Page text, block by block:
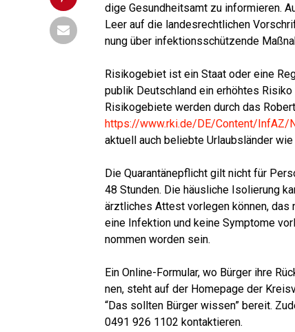
di­ge Gesund­heits­amt zu infor­mie­ren.
Leer auf die lan­des­recht­li­chen
nung über infek­ti­ons­schüt­zen­de
Risi­ko­ge­biet ist ein Staat oder eine
pu­blik Deutsch­land ein erhöh­tes
Risi­ko­ge­bie­te wer­den durch das
https://www.rki.de/DE/Content/InfAZ/
aktu­ell auch belieb­te Urlaubs­län­der
Die Qua­ran­tä­ne­pflicht gilt nicht für
48 Stun­den. Die häus­li­che Iso­lie­rung
ärzt­li­ches Attest vor­le­gen kön­nen, das
eine Infek­ti­on und kei­ne Sym­pto­me
nom­men wor­den sein.
Ein Online-For­mu­lar, wo Bür­ger ihre
nen, steht auf der Home­page der
“Das soll­ten Bür­ger wis­sen” bereit.
0491 926 1102 kontaktieren.